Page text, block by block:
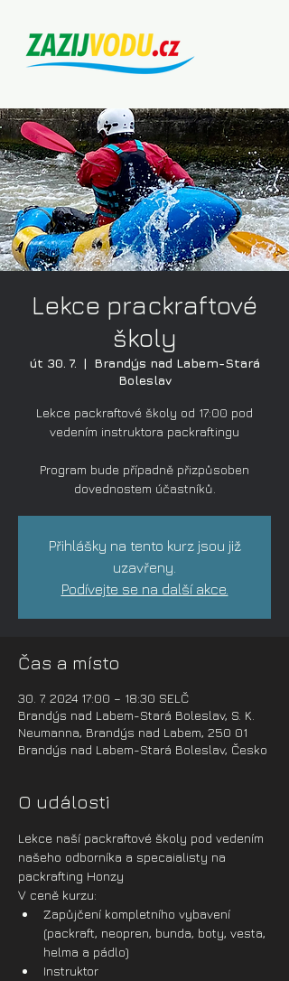
Lekce prackraftové
školy
út 30. 7.
  |
Brandýs nad Labem-Stará
Boleslav
Lekce packraftové školy od 17:00 pod
vedením instruktora packraftingu
Program bude případně přizpůsoben
dovednostem účastníků.
Přihlášky na tento kurz jsou již
uzavřeny.
Podívejte se na další akce.
Čas a místo
30. 7. 2024 17:00 – 18:30 SELČ
Brandýs nad Labem-Stará Boleslav, S. K.
Neumanna, Brandýs nad Labem, 250 01
Brandýs nad Labem-Stará Boleslav, Česko
O události
Lekce naší packraftové školy pod vedením
našeho odborníka a specaialisty na
packrafting Honzy
V ceně kurzu:
Zapůjčení kompletního vybavení
(packraft, neopren, bunda, boty, vesta,
helma a pádlo)
Instruktor